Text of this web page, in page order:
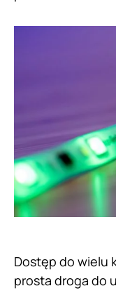
Dostęp do wielu
prosta droga do